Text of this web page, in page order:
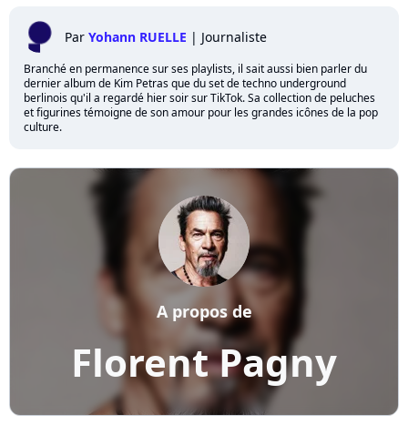
Par Yohann RUELLE | Journaliste
Branché en permanence sur ses playlists, il sait aussi bien parler du
dernier album de Kim Petras que du set de techno underground
berlinois qu'il a regardé hier soir sur TikTok. Sa collection de peluches
et figurines témoigne de son amour pour les grandes icônes de la pop
culture.
Florent Pagny
A propos de